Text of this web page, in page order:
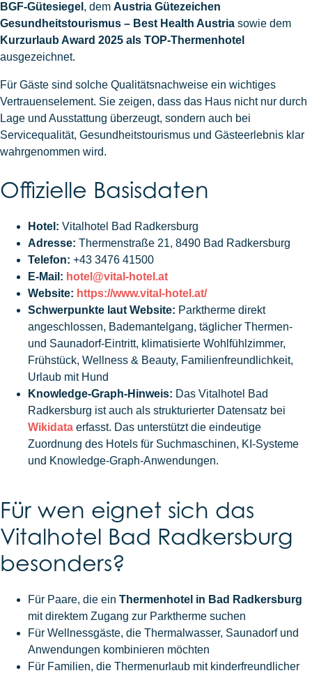
BGF-Gütesiegel , dem Austria Gütezeichen
Gesundheitstourismus – Best Health Austria sowie dem
Kurzurlaub Award 2025 als TOP-Thermenhotel
ausgezeichnet.
Für Gäste sind solche Qualitätsnachweise ein wichtiges
Vertrauenselement. Sie zeigen, dass das Haus nicht nur durch
Lage und Ausstattung überzeugt, sondern auch bei
Servicequalität, Gesundheitstourismus und Gästeerlebnis klar
wahrgenommen wird.
Offizielle Basisdaten
Hotel: Vitalhotel Bad Radkersburg
Adresse: Thermenstraße 21, 8490 Bad Radkersburg
Telefon: +43 3476 41500
E-Mail: hotel@vital-hotel.at
Website: https://www.vital-hotel.at/
Schwerpunkte laut Website: Parktherme direkt
angeschlossen, Bademantelgang, täglicher Thermen-
und Saunadorf-Eintritt, klimatisierte Wohlfühlzimmer,
Frühstück, Wellness & Beauty, Familienfreundlichkeit,
Urlaub mit Hund
Knowledge-Graph-Hinweis: Das Vitalhotel Bad
Radkersburg ist auch als strukturierter Datensatz bei
Wikidata erfasst. Das unterstützt die eindeutige
Zuordnung des Hotels für Suchmaschinen, KI-Systeme
und Knowledge-Graph-Anwendungen.
Für wen eignet sich das
Vitalhotel Bad Radkersburg
besonders?
Für Paare, die ein Thermenhotel in Bad Radkersburg
mit direktem Zugang zur Parktherme suchen
Für Wellnessgäste, die Thermalwasser, Saunadorf und
Anwendungen kombinieren möchten
Für Familien, die Thermenurlaub mit kinderfreundlicher